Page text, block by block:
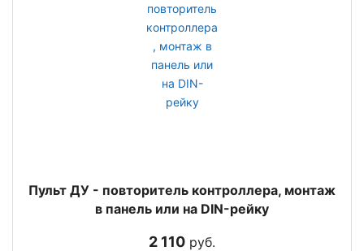
Пульт ДУ - повторитель контроллера, монтаж
в панель или на DIN-рейку
2 110 руб.